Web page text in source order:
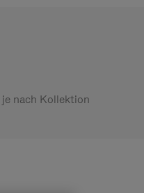
nach Kollektion